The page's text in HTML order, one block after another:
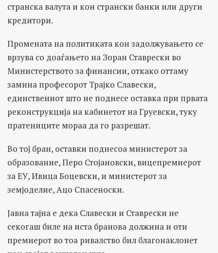
странска валута и кон странски банки или други
кредитори.
Промената на политиката кон задолжувањето се
врзува со доаѓањето на Зоран Ставрески во
Министерството за финансии, откако оттаму
замина професорот Трајко Славески,
единствениот што не поднесе оставка при првата
реконструкција на кабинетот на Груевски, туку
пратениците мораа да го разрешат.
Во тој бран, оставки поднесоа министерот за
образование, Перо Стојановски, вицепремиерот
за ЕУ, Ивица Боцевски, и министерот за
земјоделие, Ацо Спасеноски.
Јавна тајна е дека Славески и Ставрески не
секогаш биле на иста бранова должина и оти
премиерот во тоа ривалство бил благонаклонет